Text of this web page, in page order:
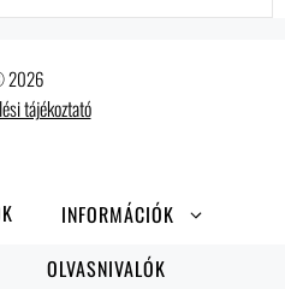
tájékoztató
INFORMÁCIÓK
OLVASNIVALÓK